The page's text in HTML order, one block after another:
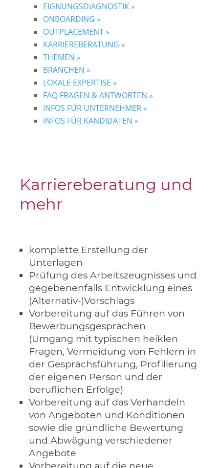
EIGNUNGSDIAGNOSTIK »
ONBOARDING »
OUTPLACEMENT »
KARRIEREBERATUNG »
THEMEN »
BRANCHEN »
LOKALE EXPERTISE »
FAQ FRAGEN & ANTWORTEN »
INFOS FÜR UNTERNEHMER »
INFOS FÜR KANDIDATEN »
Karriereberatung und
mehr
komplette Erstellung der
Unterlagen
Prüfung des Arbeitszeugnisses und
gegebenenfalls Entwicklung eines
(Alternativ-)Vorschlags
Vorbereitung auf das Führen von
Bewerbungsgesprächen
(Umgang mit typischen heiklen
Fragen, Vermeidung von Fehlern in
der Gesprächsführung, Profilierung
der eigenen Person und der
beruflichen Erfolge)
Vorbereitung auf das Verhandeln
von Angeboten und Konditionen
sowie die gründliche Bewertung
und Abwägung verschiedener
Angebote
Vorbereitung auf die neue